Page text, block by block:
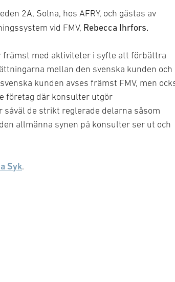
2A, Solna, hos AFRY, och gästas av
vid FMV, Rebecca Ihrfors.
med aktiviteter i syfte att förbättra
mellan den svenska kunden och
kunden avses främst FMV, men
företag där konsulter utgör
de strikt reglerade delarna såsom
allmänna synen på konsulter ser ut och
Syk.